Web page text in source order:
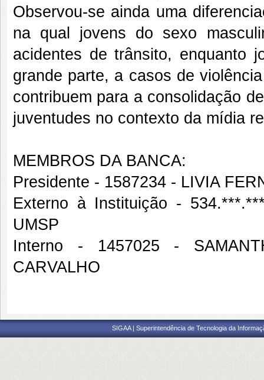
Observou-se ainda uma
na qual jovens do sexo
acidentes de trânsito, enquanto
grande parte, a casos de
contribuem para a consolidação
juventudes no contexto da mídia
MEMBROS DA BANCA:
Presidente - 1587234 - LIVIA
Externo à Instituição -
UMSP
Interno - 1457025 -
CARVALHO
SIGAA | Superintendência de Tecnologia da